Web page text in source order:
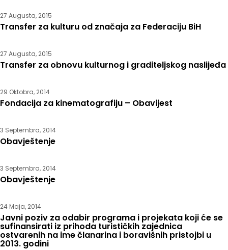
27 Augusta, 2015
Transfer za kulturu od značaja za Federaciju BiH
27 Augusta, 2015
Transfer za obnovu kulturnog i graditeljskog naslijeđa
29 Oktobra, 2014
Fondacija za kinematografiju – Obavijest
3 Septembra, 2014
Obavještenje
3 Septembra, 2014
Obavještenje
24 Maja, 2014
Javni poziv za odabir programa i projekata koji će se
sufinansirati iz prihoda turističkih zajednica
ostvarenih na ime članarina i boravišnih pristojbi u
2013. godini